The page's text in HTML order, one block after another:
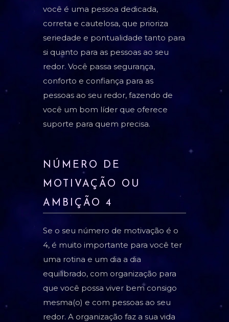
você é uma pessoa dedicada,
correta e cautelosa, que prioriza
seriedade e pontualidade tanto para
si quanto para as pessoas ao seu
redor. Você passa segurança,
conforto e confiança para as
pessoas ao seu redor, fazendo de
você um bom líder que oferece
suporte para quem precisa.
NÚMERO DE
MOTIVAÇÃO OU
AMBIÇÃO 4
Se o seu número de motivação é o
4, é muito importante para você ter
uma rotina e um dia a dia
equilibrado, com organização para
que você possa viver bem consigo
mesma(o) e com pessoas ao seu
redor. A organização faz a sua vida